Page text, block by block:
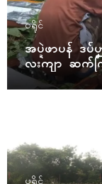
ပရိုၚ်
အပ္ဍဲဖာပန် ဒ
လးကျာ ဆက်က